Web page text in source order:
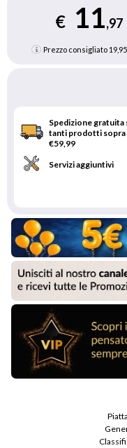
€ 11,97
Prezzo consigliato 19,95
Spedizione gratuita
tanti prodotti sopra
€59,99
Servizi aggiuntivi